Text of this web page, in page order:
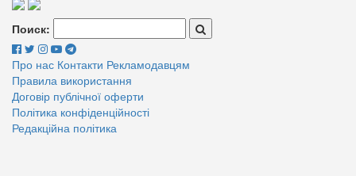
Поиск:
Про нас Контакти Рекламодавцям
Правила використання
Договір публічної оферти
Політика конфіденційності
Редакційна політика